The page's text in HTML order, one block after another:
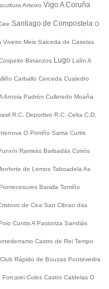
Arteixo Vigo A Coruña
Santiago de Compostela O
Viveiro Meis Salceda de Caselas
Betanzos Lugo Lalín A
Carballo Cerceda Cualedro
Arnoia Padrón Culleredo Moaña
R.C. Deportivo R.C. Celta C.D.
O Porriño Sarria Curtis
Ramirás Barbadás Coirós
de Lemos Taboadela As
Baralla Tomiño
de Cea San Cibrao das
CuntisA Pastoriza Sandiás
Castro de Rei Tempo
Club Rápido de Bouzas Pontevedra
Forcarei Coles Castro Caldelas O